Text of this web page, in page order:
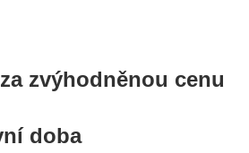
za zvýhodněnou cenu
doba